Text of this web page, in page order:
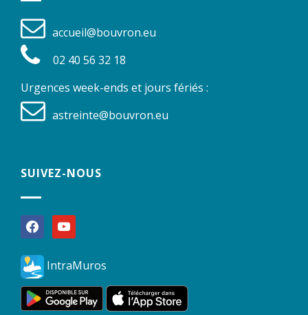
accueil@bouvron.eu
02 40 56 32 18
Urgences week-ends et jours fériés :
astreinte@bouvron.eu
SUIVEZ-NOUS
facebookyoutube
IntraMuros